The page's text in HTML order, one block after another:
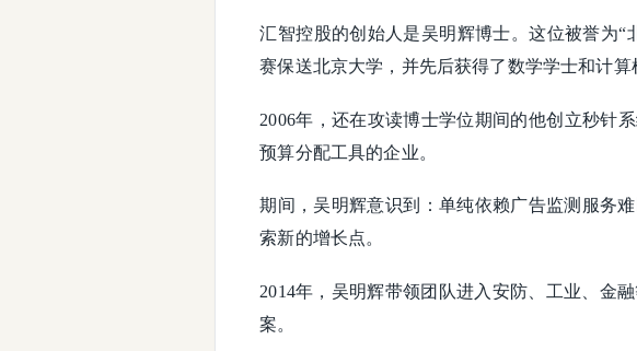
汇智控股的创始人是吴明辉博士。这位被誉为“
赛保送北京大学，并先后获得了数学学士和计算
2006年，还在攻读博士学位期间的他创立秒
预算分配工具的企业。
期间，吴明辉意识到：单纯依赖广告监测服务
索新的增长点。
2014年，吴明辉带领团队进入安防、工业、金
案。